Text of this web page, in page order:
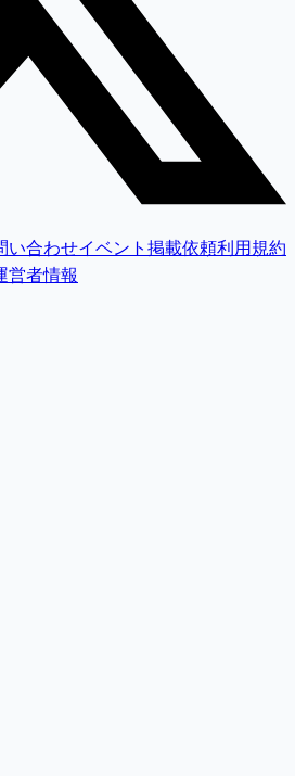
い合わせイベント掲載依頼利用規約
営者情報